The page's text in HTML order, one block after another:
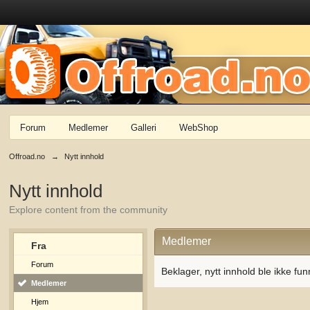
Forum Medlemer Galleri WebShop
Offroad.no → Nytt innhold
Nytt innhold
Explore content from the community
Fra
Forum
Medlemer
Hjem
Medlemer
Beklager, nytt innhold ble ikke